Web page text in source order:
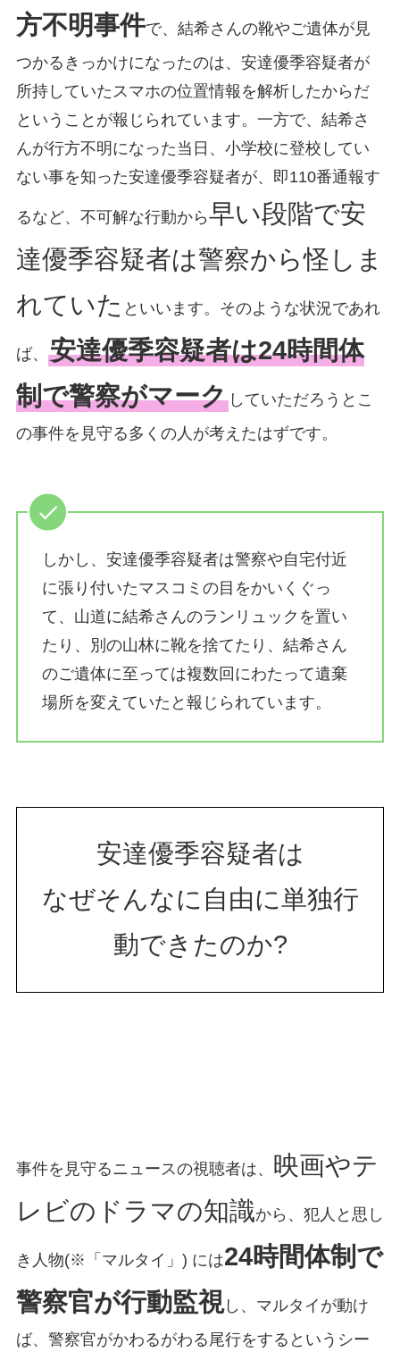
方不明事件で、結希さんの靴やご遺体が見
つかるきっかけになったのは、安達優季容疑者が
所持していたスマホの位置情報を解析したからだ
ということが報じられています。一方で、結希さ
んが行方不明になった当日、小学校に登校してい
ない事を知った安達優季容疑者が、即110番通報す
るなど、不可解な行動から早い段階で安
達優季容疑者は警察から怪しま
れていた といいます。そのような状況であれ
ば、 安達優季容疑者は24時間体
制で警察がマークしていただろうとこ
の事件を見守る多くの人が考えたはずです。
しかし、安達優季容疑者は警察や自宅付近
に張り付いたマスコミの目をかいくぐっ
て、山道に結希さんのランリュックを置い
たり、別の山林に靴を捨てたり、結希さん
のご遺体に至っては複数回にわたって遺棄
場所を変えていたと報じられています。
安達優季容疑者は
なぜそんなに自由に単独行
動できたのか?
事件を見守るニュースの視聴者は、 映画やテ
レビのドラマの知識から、犯人と思し
き人物(※「マルタイ」) には24時間体制で
警察官が行動監視し、マルタイが動け
ば、警察官がかわるがわる尾行をするというシー